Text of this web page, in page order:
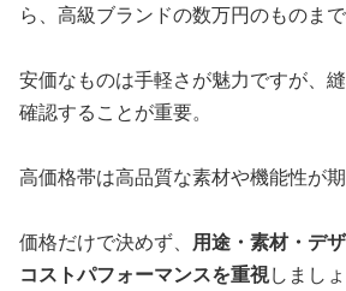
ら、高級ブランドの数万円のものまで
安価なものは手軽さが魅力ですが、
確認することが重要。
高価格帯は高品質な素材や機能性が期
価格だけで決めず、 用途・素材・デ
コストパフォーマンスを重視しましょ